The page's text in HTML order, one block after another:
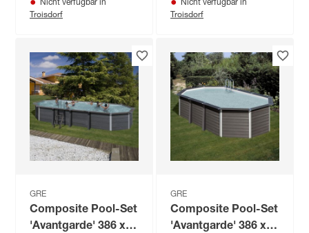
Nicht verfügbar in
Troisdorf
Nicht verfügbar in
Troisdorf
GRE
Composite Pool-Set
'Avantgarde' 386 x
GRE
Composite Pool-Set
'Avantgarde' 386 x